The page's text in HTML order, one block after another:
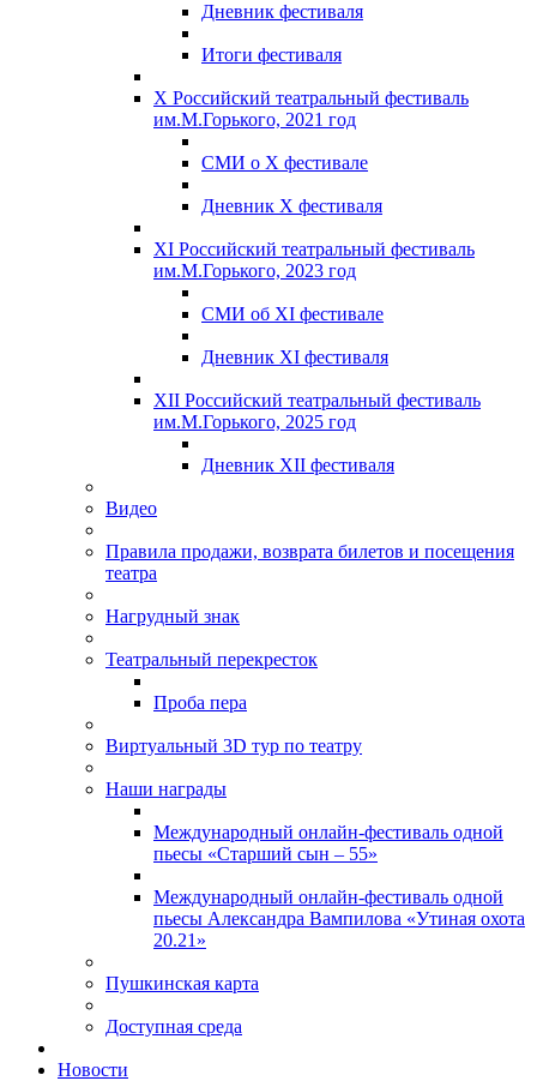
Дневник фестиваля
Итоги фестиваля
X Российский театральный фестиваль
им.М.Горького, 2021 год
СМИ о X фестивале
Дневник X фестиваля
XI Российский театральный фестиваль
им.М.Горького, 2023 год
СМИ об XI фестивале
Дневник XI фестиваля
XII Российский театральный фестиваль
им.М.Горького, 2025 год
Дневник XII фестиваля
Видео
Правила продажи, возврата билетов и посещения
театра
Нагрудный знак
Театральный перекресток
Проба пера
Виртуальный 3D тур по театру
Наши награды
Международный онлайн-фестиваль одной
пьесы «Старший сын – 55»
Международный онлайн-фестиваль одной
пьесы Александра Вампилова «Утиная охота
20.21»
Пушкинская карта
Доступная среда
Новости